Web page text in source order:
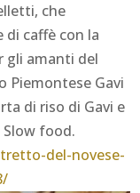
che
di caffè con la
gli amanti del
Piemontese Gavi
di riso di Gavi e
Slow food.
del-novese-